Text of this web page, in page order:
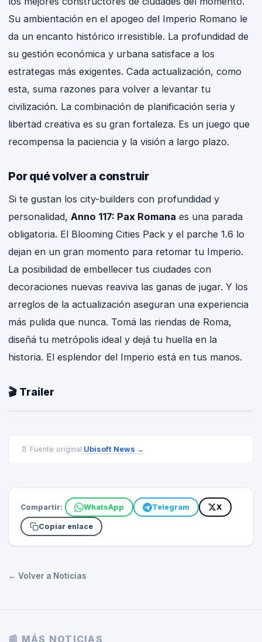
Su ambientación en el apogeo del Imperio Romano le
da un encanto histórico irresistible. La profundidad de
su gestión económica y urbana satisface a los
estrategas más exigentes. Cada actualización, como
esta, suma razones para volver a levantar tu
civilización. La combinación de planificación seria y
libertad creativa es su gran fortaleza. Es un juego que
recompensa la paciencia y la visión a largo plazo.
Por qué volver a construir
Si te gustan los city-builders con profundidad y
personalidad, Anno 117: Pax Romana es una parada
obligatoria. El Blooming Cities Pack y el parche 1.6 lo
dejan en un gran momento para retomar tu Imperio.
La posibilidad de embellecer tus ciudades con
decoraciones nuevas reaviva las ganas de jugar. Y los
arreglos de la actualización aseguran una experiencia
más pulida que nunca. Tomá las riendas de Roma,
diseñá tu metrópolis ideal y dejá tu huella en la
historia. El esplendor del Imperio está en tus manos.
🎬 Trailer
📄 Fuente original:Ubisoft News →
Compartir: WhatsApp Telegram X
Copiar enlace
← Volver a Noticias
📰 MÁS NOTICIAS